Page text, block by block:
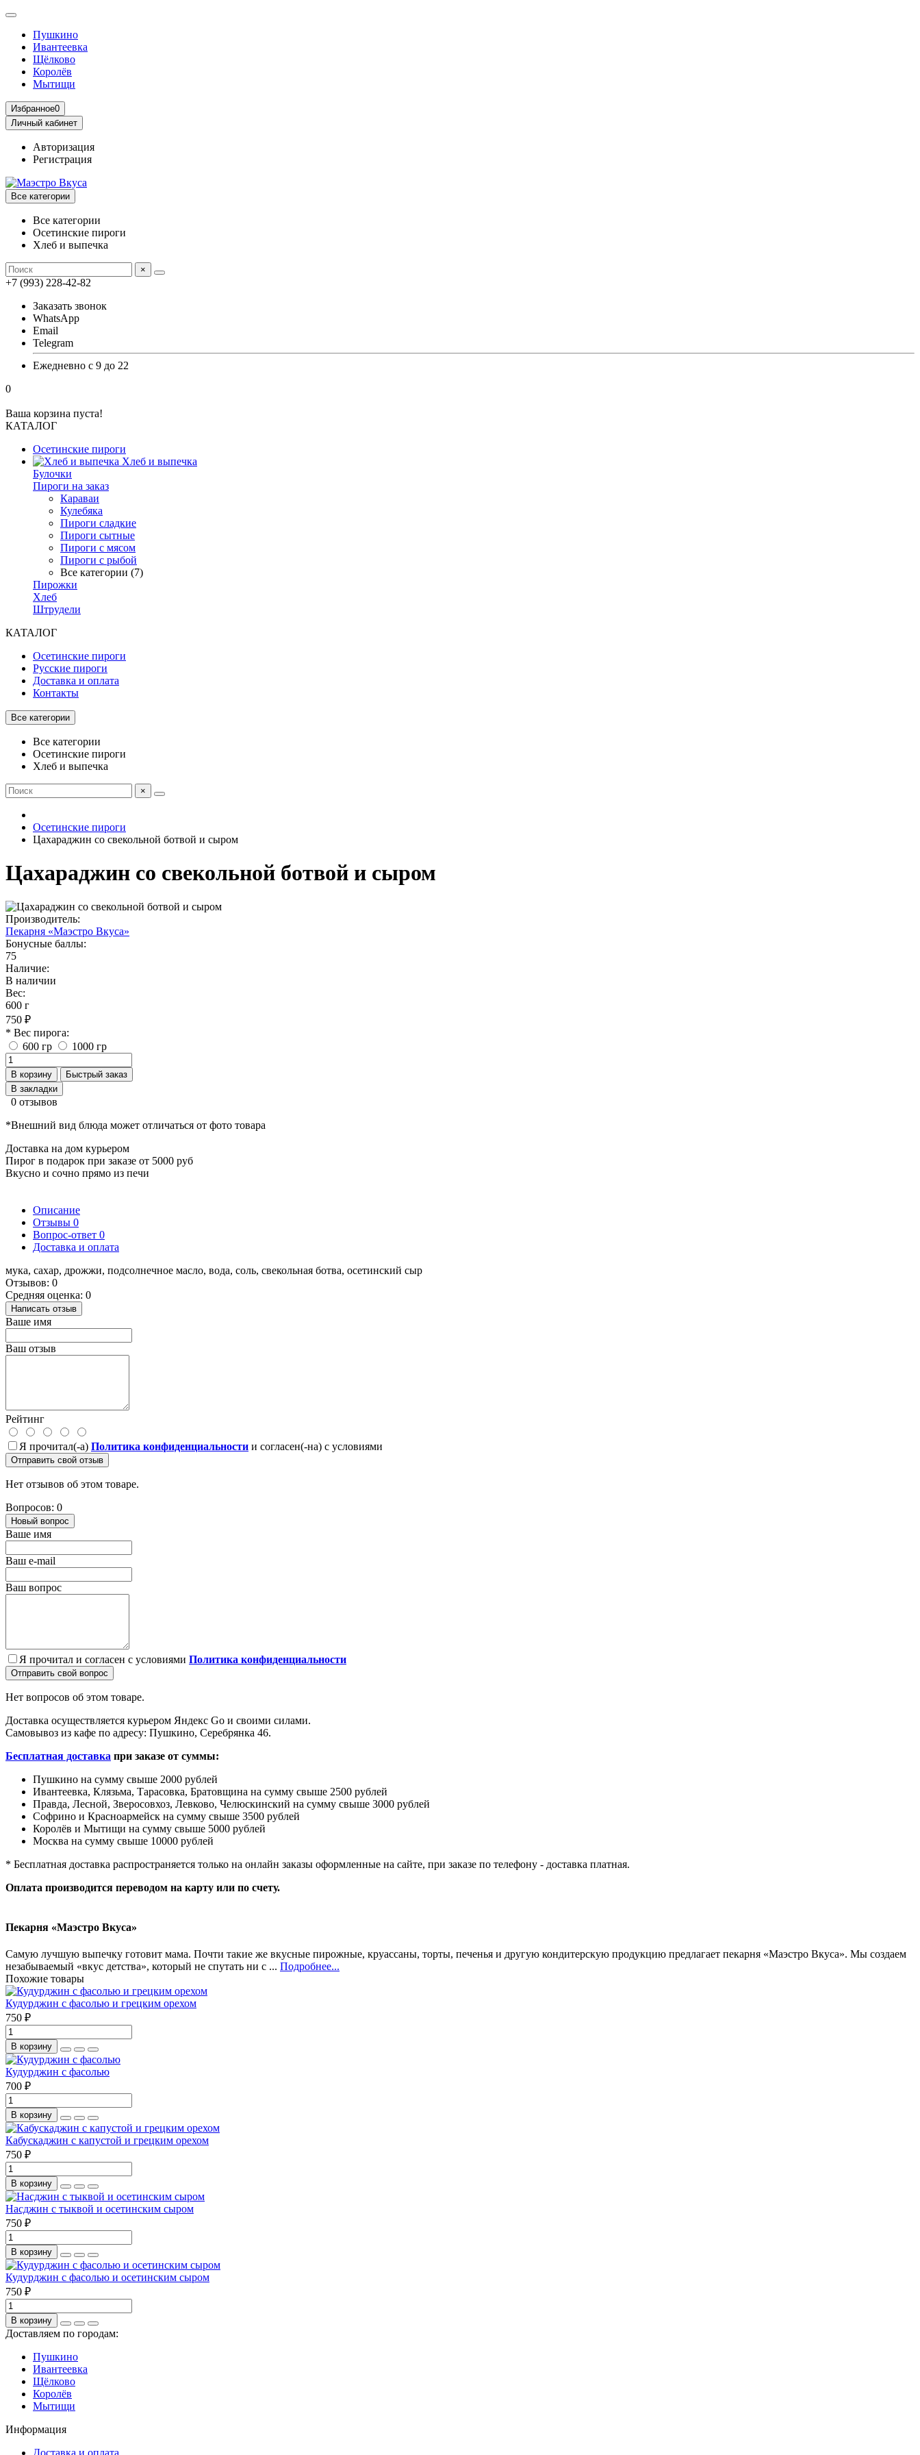
Пушкино
Ивантеевка
Щёлково
Королёв
Мытищи
Избранное0
Личный кабинет
Авторизация
Регистрация
Все категории
Все категории
Осетинские пироги
Хлеб и выпечка
×
+7 (993) 228-42-82
Заказать звонок
WhatsApp
Email
Telegram
Ежедневно с 9 до 22
0
Ваша корзина пуста!
КАТАЛОГ
Осетинские пироги
Хлеб и выпечка
Булочки
Пироги на заказ
Караваи
Кулебяка
Пироги сладкие
Пироги сытные
Пироги с мясом
Пироги с рыбой
Все категории (7)
Пирожки
Хлеб
Штрудели
КАТАЛОГ
Осетинские пироги
Русские пироги
Доставка и оплата
Контакты
Все категории
Все категории
Осетинские пироги
Хлеб и выпечка
×
Осетинские пироги
Цахараджин со свекольной ботвой и сыром
Цахараджин со свекольной ботвой и сыром
Производитель:
Пекарня «Маэстро Вкуса»
Бонусные баллы:
75
Наличие:
В наличии
Вес:
600 г
750 ₽
* Вес пирога:
600 гр
1000 гр
В корзину
Быстрый заказ
В закладки
0 отзывов
*Внешний вид блюда может отличаться от фото товара
Доставка на дом курьером
Пирог в подарок при заказе от 5000 руб
Вкусно и сочно прямо из печи
Описание
Отзывы 0
Вопрос-ответ 0
Доставка и оплата
мука, сахар, дрожжи, подсолнечное масло, вода, соль, свекольная ботва, осетинский сыр
Отзывов: 0
Средняя оценка: 0
Написать отзыв
Ваше имя
Ваш отзыв
Рейтинг
Я прочитал(-а) Политика конфиденциальности и согласен(-на) с условиями
Отправить свой отзыв
Нет отзывов об этом товаре.
Вопросов: 0
Новый вопрос
Ваше имя
Ваш e-mail
Ваш вопрос
Я прочитал и согласен с условиями Политика конфиденциальности
Отправить свой вопрос
Нет вопросов об этом товаре.
Доставка осуществляется курьером Яндекс Go и своими силами.
Самовывоз из кафе по адресу: Пушкино, Серебрянка 46.
Бесплатная доставка при заказе от суммы:
Пушкино на сумму свыше 2000 рублей
Ивантеевка, Клязьма, Тарасовка, Братовщина на сумму свыше 2500 рублей
Правда, Лесной, Зверосовхоз, Левково, Челюскинский на сумму свыше 3000 рублей
Софрино и Красноармейск на сумму свыше 3500 рублей
Королёв и Мытищи на сумму свыше 5000 рублей
Москва на сумму свыше 10000 рублей
* Бесплатная доставка распространяется только на онлайн заказы оформленные на сайте, при заказе по телефону - доставка платная.
Оплата производится переводом на карту или по счету.
Пекарня «Маэстро Вкуса»
Самую лучшую выпечку готовит мама. Почти такие же вкусные пирожные, круассаны, торты, печенья и другую кондитерскую продукцию предлагает пекарня «Маэстро Вкуса». Мы создаем
незабываемый «вкус детства», который не спутать ни с ... Подробнее...
Похожие товары
Кудурджин с фасолью и грецким орехом
750 ₽
В корзину
Кудурджин с фасолью
700 ₽
В корзину
Кабускаджин с капустой и грецким орехом
750 ₽
В корзину
Насджин с тыквой и осетинским сыром
750 ₽
В корзину
Кудурджин с фасолью и осетинским сыром
750 ₽
В корзину
Доставляем по городам:
Пушкино
Ивантеевка
Щёлково
Королёв
Мытищи
Информация